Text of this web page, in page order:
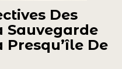
Des
Sauvegarde
Presqu’île De